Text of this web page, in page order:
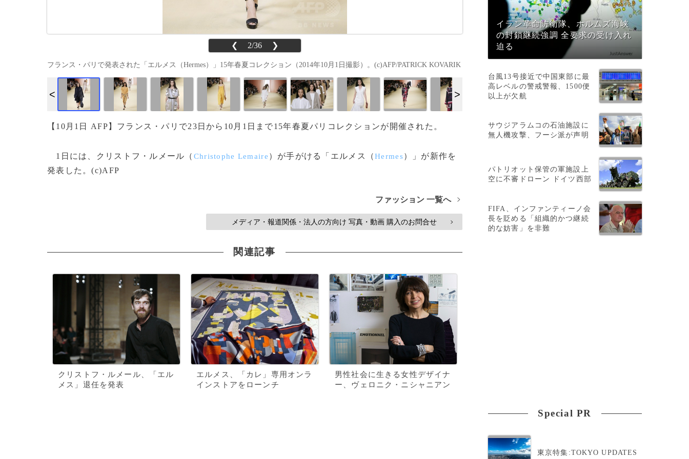
❮ 2/36 ❯
フランス・パリで発表された「エルメス（Hermes）」15年春夏コレクション（2014年10月1日撮影）。(c)AFP/PATRICK KOVARIK
【10月1日 AFP】フランス・パリで23日から10月1日まで15年春夏パリコレクションが開催された。
1日には、クリストフ・ルメール（ Christophe Lemaire ）が手がける「エルメス（Hermes）」が新作を
発表した。(c)AFP
ファッション 一覧へ >
メディア・報道関係・法人の方向け 写真・動画 購入のお問合せ >
関連記事
クリストフ・ルメール、「エル
メス」退任を発表
エルメス、「カレ」専用オンラ
インストアをローンチ
男性社会に生きる女性デザイナ
ー、ヴェロニク・ニシャニアン
イラン革命防衛隊、ホルムズ海峡
の封鎖継続強調 全要求の受け入れ
迫る
台風13号接近で中国東部に最
高レベルの警戒警報、1500便
以上が欠航
サウジアラムコの石油施設に
無人機攻撃、フーシ派が声明
パトリオット保管の軍施設上
空に不審ドローン ドイツ西部
FIFA、インファンティーノ会
長を貶める「組織的かつ継続
的な妨害」を非難
Special PR
東京特集:TOKYO UPDATES